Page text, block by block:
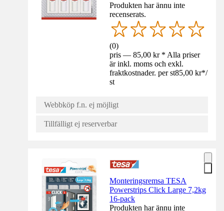
Produkten har ännu inte
recenserats.
(0)
pris — 85,00 kr * Alla priser
är inkl. moms och exkl.
fraktkostnader. per st85,00 kr*/
st
Webbköp f.n. ej möjligt
Tillfälligt ej reserverbar
Monteringsremsa TESA
Powerstrips Click Large 7,2kg
16-pack
Produkten har ännu inte